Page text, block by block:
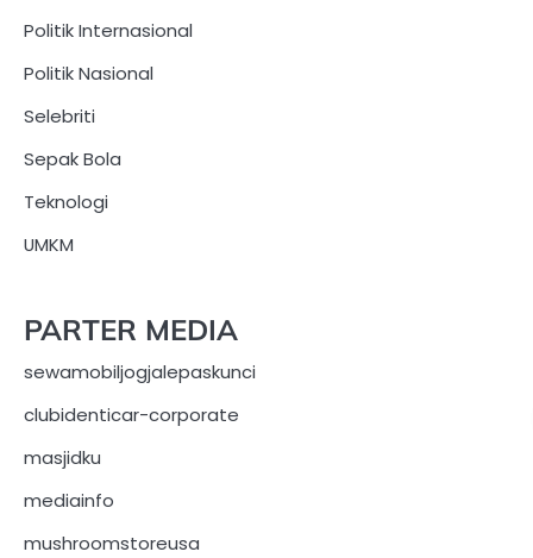
Politik Internasional
Politik Nasional
Selebriti
Sepak Bola
Teknologi
UMKM
PARTER MEDIA
sewamobiljogjalepaskunci
clubidenticar-corporate
masjidku
mediainfo
mushroomstoreusa